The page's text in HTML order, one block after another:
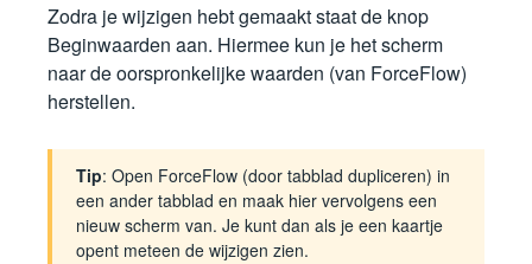
Zodra je wijzigen hebt gemaakt staat de knop
Beginwaarden aan. Hiermee kun je het scherm
naar de oorspronkelijke waarden (van ForceFlow)
herstellen.
Tip: Open ForceFlow (door tabblad dupliceren) in
een ander tabblad en maak hier vervolgens een
nieuw scherm van. Je kunt dan als je een kaartje
opent meteen de wijzigen zien.